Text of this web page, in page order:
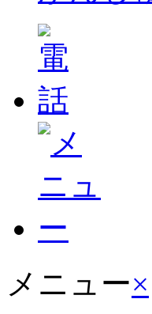
メニュー×